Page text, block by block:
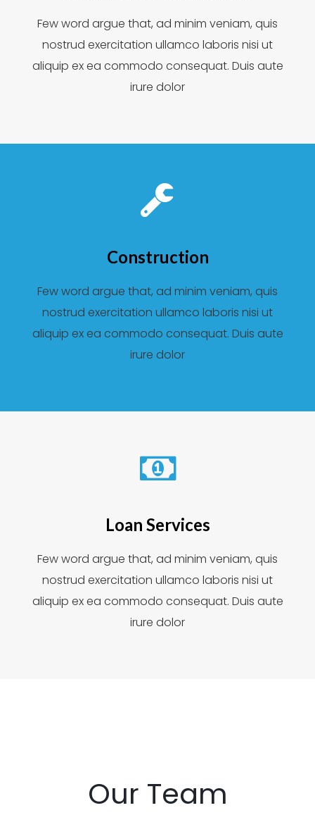
Few word argue that, ad minim veniam, quis
nostrud exercitation ullamco laboris nisi ut
aliquip ex ea commodo consequat. Duis aute
irure dolor
Construction
Few word argue that, ad minim veniam, quis
nostrud exercitation ullamco laboris nisi ut
aliquip ex ea commodo consequat. Duis aute
irure dolor
Loan Services
Few word argue that, ad minim veniam, quis
nostrud exercitation ullamco laboris nisi ut
aliquip ex ea commodo consequat. Duis aute
irure dolor
Our Team